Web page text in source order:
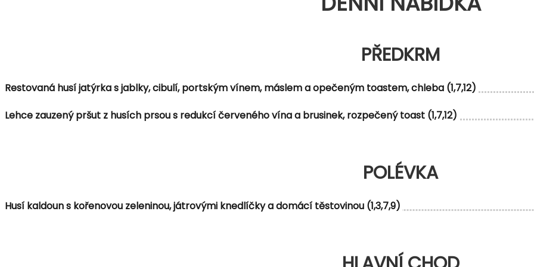
PŘEDKRM
Restovaná husí jatýrka s jablky, cibulí, portským vínem, máslem a opečeným toastem, chleba (1,7,12)
Lehce zauzený pršut z husích prsou s redukcí červeného vína a brusinek, rozpečený toast (1,7,12)
POLÉVKA
Husí kaldoun s kořenovou zeleninou, játrovými knedlíčky a domácí těstovinou (1,3,7,9)